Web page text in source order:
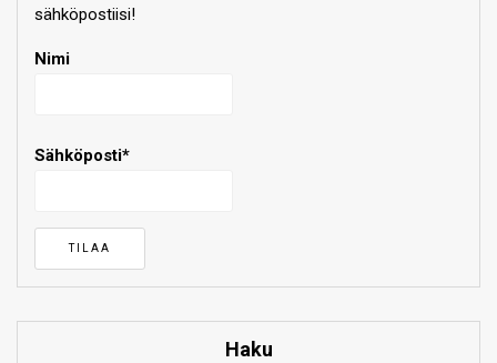
sähköpostiisi!
Nimi
Sähköposti*
Haku